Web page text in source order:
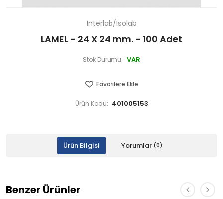
İnterlab/Isolab
LAMEL - 24 X 24 mm. - 100 Adet
Stok Durumu: VAR
Favorilere Ekle
Ürün Kodu: 401005153
Ürün Bilgisi Yorumlar (0)
Benzer Ürünler